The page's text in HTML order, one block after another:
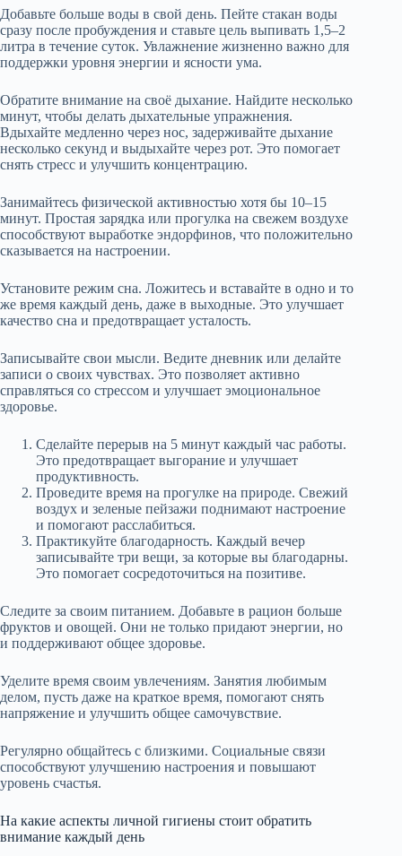
Добавьте больше воды в свой день. Пейте стакан воды
сразу после пробуждения и ставьте цель выпивать 1,5–2
литра в течение суток. Увлажнение жизненно важно для
поддержки уровня энергии и ясности ума.
Обратите внимание на своё дыхание. Найдите несколько
минут, чтобы делать дыхательные упражнения.
Вдыхайте медленно через нос, задерживайте дыхание
несколько секунд и выдыхайте через рот. Это помогает
снять стресс и улучшить концентрацию.
Занимайтесь физической активностью хотя бы 10–15
минут. Простая зарядка или прогулка на свежем воздухе
способствуют выработке эндорфинов, что положительно
сказывается на настроении.
Установите режим сна. Ложитесь и вставайте в одно и то
же время каждый день, даже в выходные. Это улучшает
качество сна и предотвращает усталость.
Записывайте свои мысли. Ведите дневник или делайте
записи о своих чувствах. Это позволяет активно
справляться со стрессом и улучшает эмоциональное
здоровье.
Сделайте перерыв на 5 минут каждый час работы.
Это предотвращает выгорание и улучшает
продуктивность.
Проведите время на прогулке на природе. Свежий
воздух и зеленые пейзажи поднимают настроение
и помогают расслабиться.
Практикуйте благодарность. Каждый вечер
записывайте три вещи, за которые вы благодарны.
Это помогает сосредоточиться на позитиве.
Следите за своим питанием. Добавьте в рацион больше
фруктов и овощей. Они не только придают энергии, но
и поддерживают общее здоровье.
Уделите время своим увлечениям. Занятия любимым
делом, пусть даже на краткое время, помогают снять
напряжение и улучшить общее самочувствие.
Регулярно общайтесь с близкими. Социальные связи
способствуют улучшению настроения и повышают
уровень счастья.
На какие аспекты личной гигиены стоит обратить
внимание каждый день